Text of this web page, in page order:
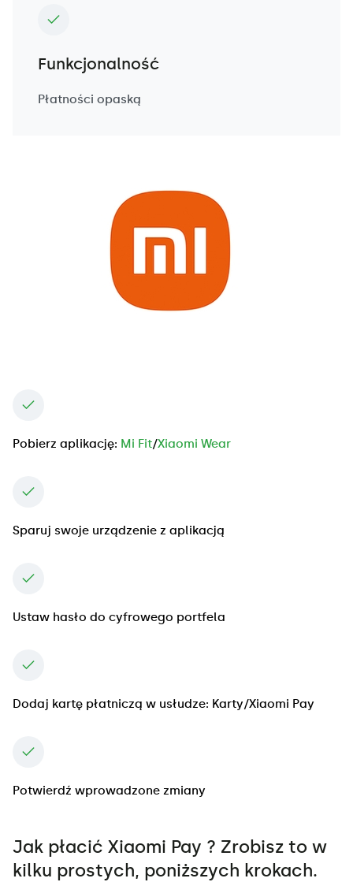
Funkcjonalność
Płatności opaską
Pobierz aplikację: Mi Fit/Xiaomi Wear
Sparuj swoje urządzenie z aplikacją
Ustaw hasło do cyfrowego portfela
Dodaj kartę płatniczą w usłudze: Karty/Xiaomi Pay
Potwierdź wprowadzone zmiany
Jak płacić Xiaomi Pay ? Zrobisz to w
kilku prostych, poniższych krokach.